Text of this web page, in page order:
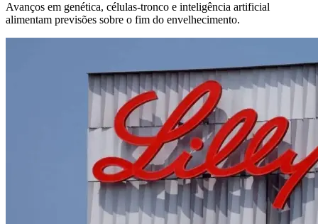
Avanços em genética, células-tronco e inteligência artificial
alimentam previsões sobre o fim do envelhecimento.